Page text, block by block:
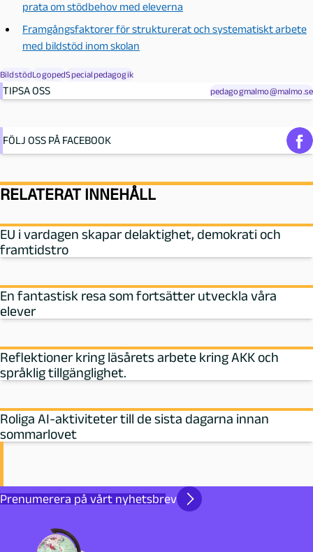
prata om stödbehov med eleverna
Framgångsfaktorer för strukturerat och systematiskt arbete
med bildstöd inom skolan
BildstödLogopedSpecialpedagogik
TIPSA OSS pedagogmalmo@malmo.se
FÖLJ OSS PÅ FACEBOOK
RELATERAT INNEHÅLL
EU i vardagen skapar delaktighet, demokrati och
framtidstro
En fantastisk resa som fortsätter utveckla våra
elever
Reflektioner kring läsårets arbete kring AKK och
språklig tillgänglighet.
Roliga AI-aktiviteter till de sista dagarna innan
sommarlovet
Prenumerera på vårt nyhetsbrev